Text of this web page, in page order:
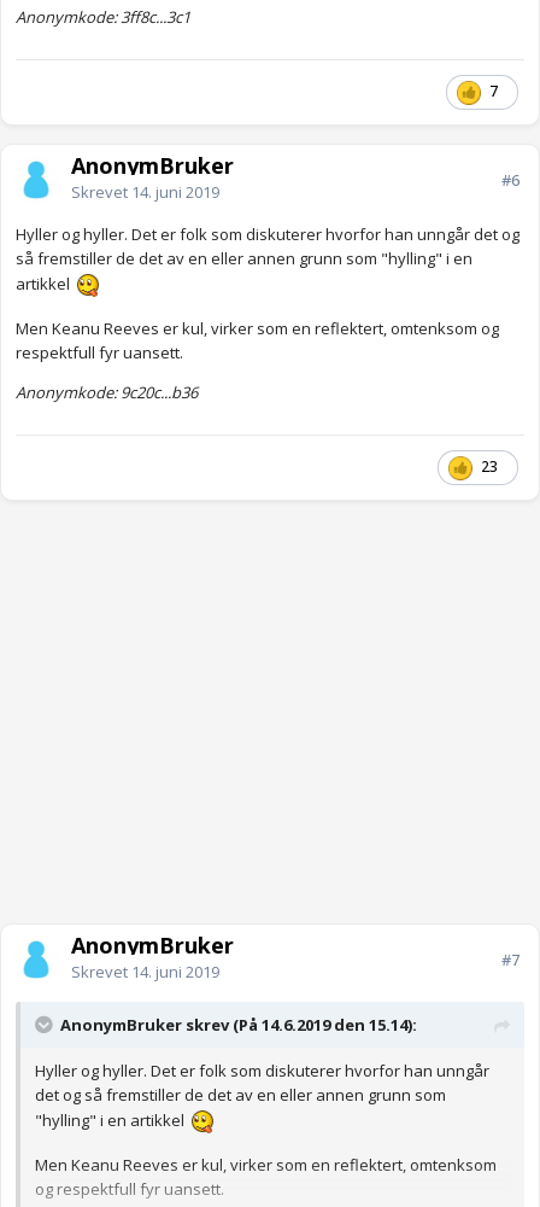
Anonymkode: 3ff8c...3c1
7
AnonymBruker
Skrevet 14. juni 2019
#6
Hyller og hyller. Det er folk som diskuterer hvorfor han unngår det og
så fremstiller de det av en eller annen grunn som "hylling" i en
artikkel
Men Keanu Reeves er kul, virker som en reflektert, omtenksom og
respektfull fyr uansett.
Anonymkode: 9c20c...b36
23
AnonymBruker
Skrevet 14. juni 2019
#7
AnonymBruker skrev (På 14.6.2019 den 15.14):
Hyller og hyller. Det er folk som diskuterer hvorfor han unngår
det og så fremstiller de det av en eller annen grunn som
"hylling" i en artikkel
Men Keanu Reeves er kul, virker som en reflektert, omtenksom
og respektfull fyr uansett.